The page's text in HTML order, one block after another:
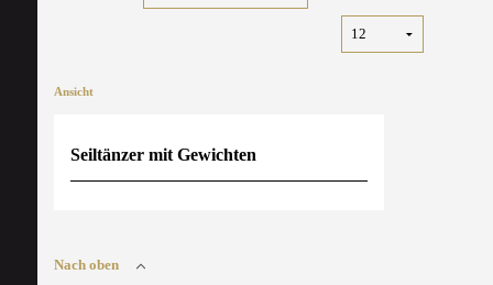
Ansicht
Seiltänzer mit Gewichten
Nach oben